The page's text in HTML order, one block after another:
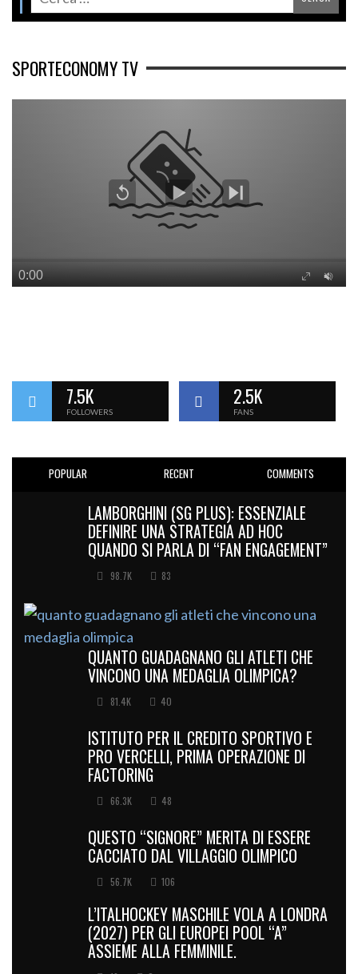
SPORTECONOMY TV
7.5K
FOLLOWERS
2.5K
FANS
POPULAR RECENT COMMENTS
LAMBORGHINI (SG PLUS): ESSENZIALE
DEFINIRE UNA STRATEGIA AD HOC
QUANDO SI PARLA DI “FAN ENGAGEMENT”
98.7K 83
QUANTO GUADAGNANO GLI ATLETI CHE
VINCONO UNA MEDAGLIA OLIMPICA?
81.4K 40
ISTITUTO PER IL CREDITO SPORTIVO E
PRO VERCELLI, PRIMA OPERAZIONE DI
FACTORING
66.3K 48
QUESTO “SIGNORE” MERITA DI ESSERE
CACCIATO DAL VILLAGGIO OLIMPICO
56.7K 106
L’ITALHOCKEY MASCHILE VOLA A LONDRA
(2027) PER GLI EUROPEI POOL “A”
ASSIEME ALLA FEMMINILE.